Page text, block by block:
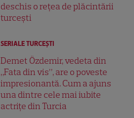
deschis o rețea de plăcintării
turcești
SERIALE TURCEŞTI
Demet Özdemir, vedeta din
„Fata din vis”, are o poveste
impresionantă. Cum a ajuns
una dintre cele mai iubite
actrițe din Turcia